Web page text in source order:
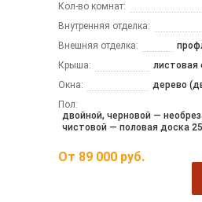
Кол-во комнат:
Внутренняя отделка:
Внешняя отделка:
Крыша:
листовая
Окна:
дерево
Пол:
двойной, черновой —
чистовой — половая доска
От 89 000 руб.